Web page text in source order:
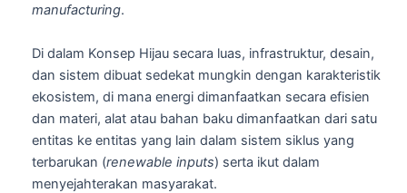
manufacturing.
Di dalam Konsep Hijau secara luas, infrastruktur, desain,
dan sistem dibuat sedekat mungkin dengan karakteristik
ekosistem, di mana energi dimanfaatkan secara efisien
dan materi, alat atau bahan baku dimanfaatkan dari satu
entitas ke entitas yang lain dalam sistem siklus yang
terbarukan (renewable inputs) serta ikut dalam
menyejahterakan masyarakat.